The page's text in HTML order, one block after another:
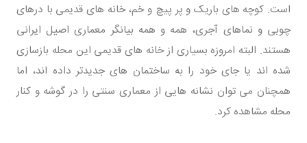
است. کوچه‌ های باریک و پر پیچ و خم، خانه‌ های قدیمی با درهای
چوبی و نماهای آجری، همه و همه بیانگر معماری اصیل ایرانی
هستند. البته امروزه بسیاری از خانه‌ های قدیمی این محله بازسازی
شده‌ اند یا جای خود را به ساختمان‌ های جدیدتر داده‌ اند، اما
همچنان می‌ توان نشانه‌ هایی از معماری سنتی را در گوشه و کنار
محله مشاهده کرد.